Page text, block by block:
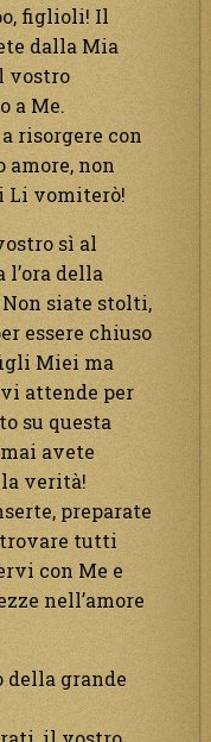
figlioli! Il
dalla Mia
vostro
a Me.
risorgere con
non
Li vomiterò!
sì al
l’ora della
siate stolti,
essere chiuso
Miei ma
attende per
su questa
avete
verità!
preparate
tutti
con Me e
nell’amore
della grande